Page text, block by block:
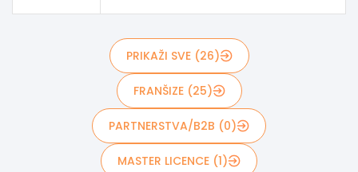
PRIKAŽI SVE (26)
FRANŠIZE (25)
PARTNERSTVA/B2B (0)
MASTER LICENCE (1)